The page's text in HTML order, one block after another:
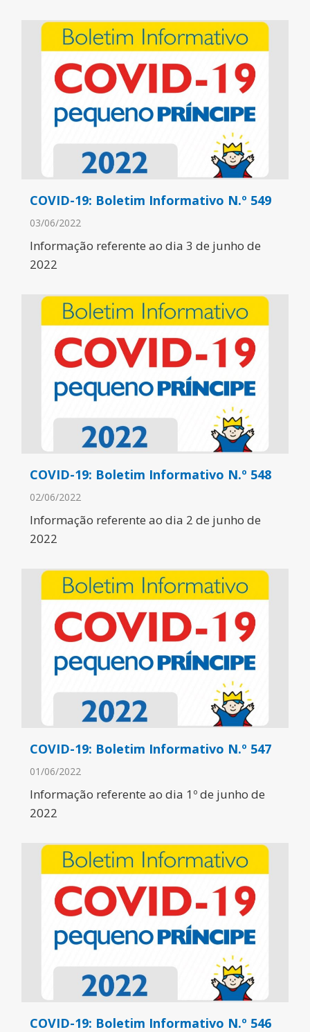
COVID-19: Boletim Informativo N.º 549
03/06/2022
Informação referente ao dia 3 de junho de
2022
COVID-19: Boletim Informativo N.º 548
02/06/2022
Informação referente ao dia 2 de junho de
2022
COVID-19: Boletim Informativo N.º 547
01/06/2022
Informação referente ao dia 1º de junho de
2022
COVID-19: Boletim Informativo N.º 546